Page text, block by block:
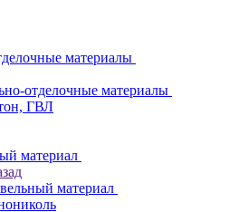
материалы
отделочные материалы
ГВЛ
материал
материал